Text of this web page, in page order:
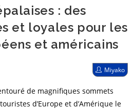
: des
et loyales pour les
et américains
Post
author:
Miyako
de magnifiques sommets
d’Europe et d’Amérique le